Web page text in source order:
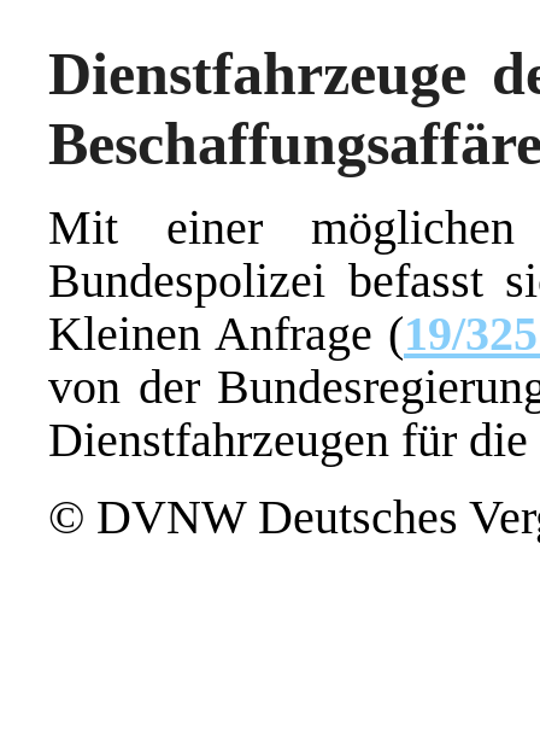
Dienstfahrzeuge
Mit einer möglichen
Bundespolizei befasst
Kleinen Anfrage (19/
von der
Dienstfahrzeugen für